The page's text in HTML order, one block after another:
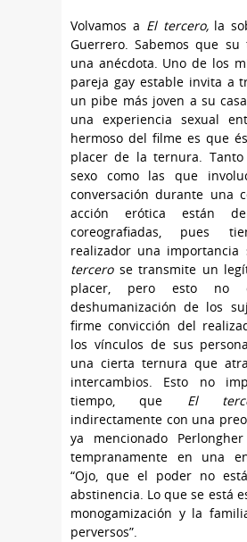
Volvamos a El tercero,la
Guerrero. Sabemos que
una anécdota. Uno de los
pareja gay estable invita a
un pibe más joven a su
una experiencia sexual
hermoso del filme es que
placer de la ternura.
sexo como las que
conversación durante una
acción erótica están
coreografiadas, pues
realizador una importancia
tercero se transmite un
placer, pero esto no
deshumanización de los
firme convicción del
los vínculos de sus
una cierta ternura que
intercambios. Esto no
tiempo, que El
indirectamente con una
ya mencionado
tempranamente en una
“Ojo, que el poder no
abstinencia. Lo que se está
monogamización y la
perversos”.